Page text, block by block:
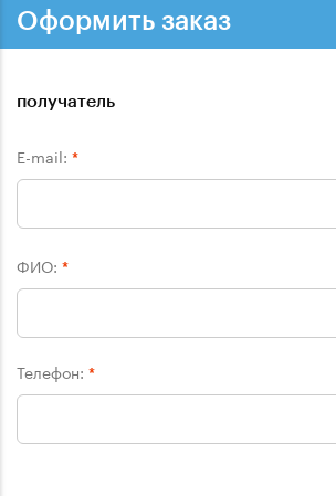
Оформить заказ
получатель
E-mail: *
ФИО: *
Телефон: *